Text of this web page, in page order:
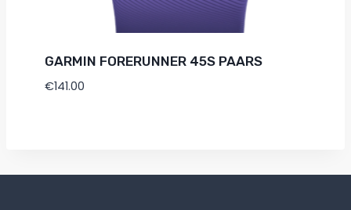
GARMIN FORERUNNER 45S PAARS
€141.00